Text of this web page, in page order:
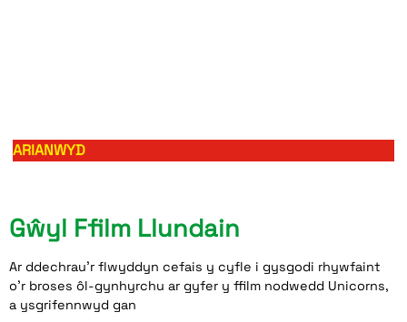
ARIANWYD
Gŵyl Ffilm Llundain
Ar ddechrau’r flwyddyn cefais y cyfle i gysgodi rhywfaint
o’r broses ôl-gynhyrchu ar gyfer y ffilm nodwedd Unicorns,
a ysgrifennwyd gan